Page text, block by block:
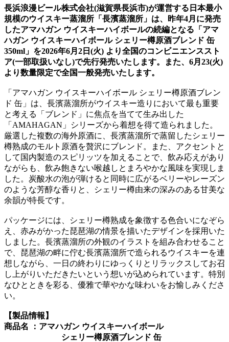
長浜浪漫ビール株式会社(滋賀県長浜市)が運営する日本最小
規模のウイスキー蒸溜所「長濱蒸溜所」は、昨年4月に発売
したアマハガン ウイスキーハイボールの続編となる「アマ
ハガン ウイスキーハイボール シェリー樽原酒ブレンド 缶
350ml」を2026年6月2日(火) より全国のコンビニエンススト
ア(一部取扱いなし)で先行発売いたします。また、6月23(火)
より数量限定で全国一般発売いたします。
「アマハガン ウイスキーハイボール シェリー樽原酒ブレン
ド 缶」は、長濱蒸溜所がウイスキー造りにおいて最も重要
と考える「ブレンド」に焦点を当てて生み出した
「AMAHAGAN」シリーズから着想を得て造られました。
厳選した複数の海外原酒に、長濱蒸溜所で蒸留したシェリー
樽熟成のモルト原酒を贅沢にブレンド。また、アクセントと
して国内製造のスピリッツを加えることで、飲み応えがあり
ながらも、飲み飽きない喉越しとまろやかな風味を実現しま
した。炭酸水の泡が弾けると同時に広がるベリーやレーズン
のような芳醇な香りと、シェリー樽由来の深みのある甘美な
余韻が特長です。
パッケージには、シェリー樽熟成を象徴する色合いになぞら
え、赤みがかった琵琶湖の情景を描いたデザインを採用いた
しました。長濱蒸溜所の外観のイラストを組み合わせること
で、琵琶湖の畔に佇む長濱蒸溜所で造られるウイスキーを連
想しながら、一日の終わりにゆっくりとリラックスしてお召
し上がりいただきたいという想いが込められています。特別
なひとときを彩る、優雅で華やかな味わいをお愉しみくださ
い。
【製品情報】
商品名 ：アマハガン ウイスキーハイボール
シェリー樽原酒ブレンド 缶